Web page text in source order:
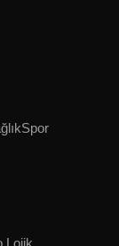
Spor
Lojik